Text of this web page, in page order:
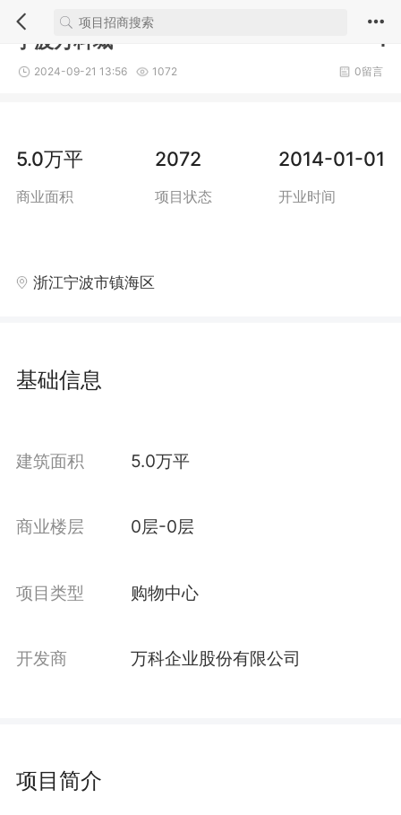
1
宁波万科城
2024-09-21 13:56 1072 0留言
5.0万平
商业面积
2072
项目状态
2014-01-01
开业时间
浙江宁波市镇海区
基础信息
建筑面积 5.0万平
商业楼层 0层-0层
项目类型 购物中心
开发商 万科企业股份有限公司
项目简介